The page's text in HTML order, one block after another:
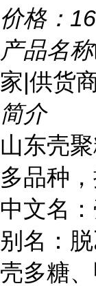
价格：
产品名称
家|供货
简介
山东壳
多品种
中文名
别名：脱
壳多糖、